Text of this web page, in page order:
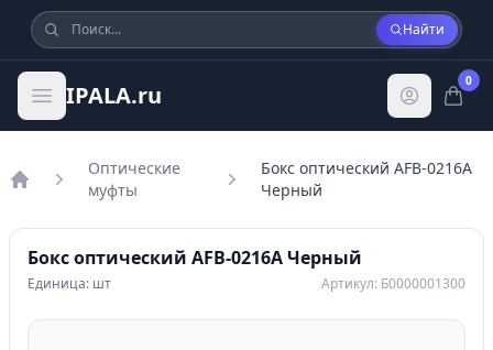
Найти
IPALA.ru
0
Оптические
муфты
Бокс оптический AFB-0216A
Черный
Бокс оптический AFB-0216A Черный
Единица: шт Артикул: Б0000001300